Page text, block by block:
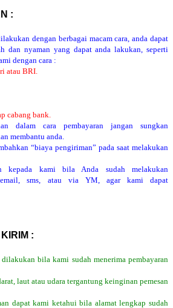
:
dengan berbagai macam cara, anda dapat
dan nyaman yang dapat anda lakukan, seperti
dengan cara :
atau BRI.
cabang bank.
dalam cara pembayaran jangan sungkan
membantu anda.
“biaya pengiriman” pada saat melakukan
kepada kami bila Anda sudah melakukan
sms, atau via YM, agar kami dapat
:
bila kami sudah menerima pembayaran
laut atau udara tergantung keinginan pemesan
dapat kami ketahui bila alamat lengkap sudah